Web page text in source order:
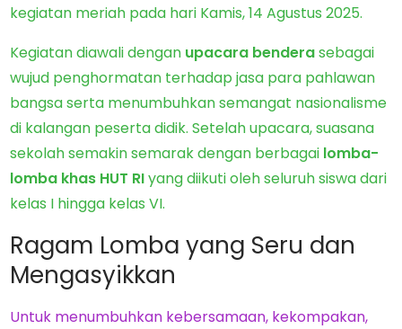
kegiatan meriah pada hari Kamis, 14 Agustus 2025.
Kegiatan diawali dengan upacara benderasebagai
wujud penghormatan terhadap jasa para pahlawan
bangsa serta menumbuhkan semangat nasionalisme
di kalangan peserta didik. Setelah upacara, suasana
sekolah semakin semarak dengan berbagai lomba-
lomba khas HUT RIyang diikuti oleh seluruh siswa dari
kelas I hingga kelas VI.
Ragam Lomba yang Seru dan
Mengasyikkan
Untuk menumbuhkan kebersamaan, kekompakan,